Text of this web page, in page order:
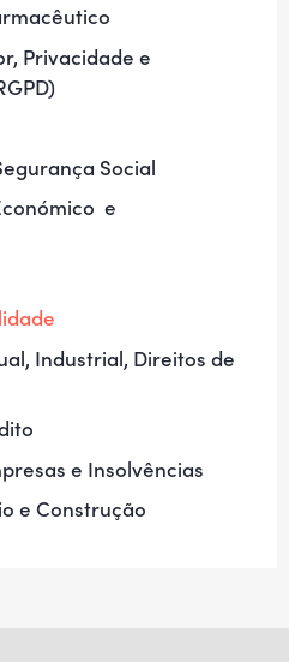
Privacidade e
Social
e
Industrial, Direitos de
e Insolvências
e Construção